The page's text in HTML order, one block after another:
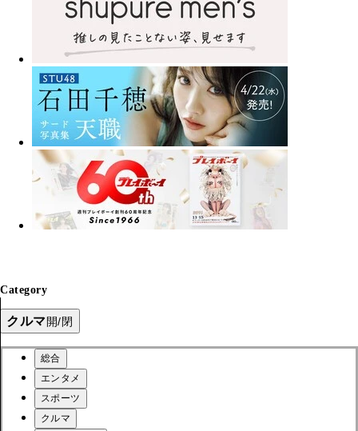
Category
クルマ開/閉
総合
エンタメ
スポーツ
クルマ